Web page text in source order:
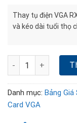
Thay tụ điện VGA
và kéo dài tuổi thọ
Thay sửa chữa
Danh mục: Bảng
Card VGA